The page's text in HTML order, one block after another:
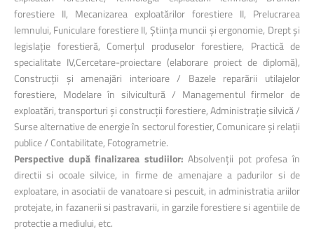
forestiere II, Mecanizarea exploatărilor forestiere II, Prelucrarea
lemnului, Funiculare forestiere II, Ştiinţa muncii şi ergonomie, Drept şi
legislaţie forestieră, Comerţul produselor forestiere, Practică de
specialitate IV,Cercetare-proiectare (elaborare proiect de diplomă),
Construcţii şi amenajări interioare / Bazele reparării utilajelor
forestiere, Modelare în silvicultură / Managementul firmelor de
exploatări, transporturi şi construcţii forestiere, Administraţie silvică /
Surse alternative de energie în sectorul forestier, Comunicare şi relaţii
publice / Contabilitate, Fotogrametrie.
Perspective după finalizarea studiilor:Absolvenții pot profesa în
directii si ocoale silvice, in firme de amenajare a padurilor si de
exploatare, in asociatii de vanatoare si pescuit, in administratia ariilor
protejate, in fazanerii si pastravarii, in garzile forestiere si agentiile de
protectie a mediului, etc.